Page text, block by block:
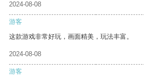
2024-08-08
游客
这款游戏非常好玩，画面精美，玩法丰富。
2024-08-08
游客